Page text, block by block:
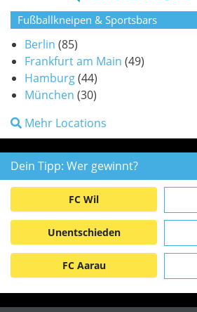
Fußballkneipen & Sportsbars
Berlin (85)
Frankfurt am Main (49)
Hamburg(44)
München (30)
Mehr Locations
Dein Tipp: Wer gewinnt?
FC Wil
Unentschieden
FC Aarau